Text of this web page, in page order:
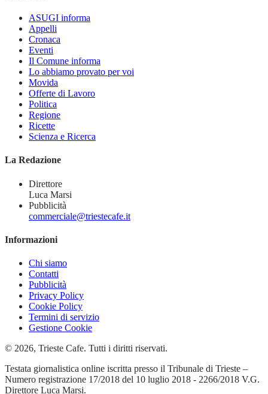
ASUGI informa
Appelli
Cronaca
Eventi
Il Comune informa
Lo abbiamo provato per voi
Movida
Offerte di Lavoro
Politica
Regione
Ricette
Scienza e Ricerca
La Redazione
Direttore
Luca Marsi
Pubblicità
commerciale@triestecafe.it
Informazioni
Chi siamo
Contatti
Pubblicità
Privacy Policy
Cookie Policy
Termini di servizio
Gestione Cookie
© 2026, Trieste Cafe. Tutti i diritti riservati.
Testata giornalistica online iscritta presso il Tribunale di Trieste –
Numero registrazione 17/2018 del 10 luglio 2018 - 2266/2018 V.G.
Direttore Luca Marsi.